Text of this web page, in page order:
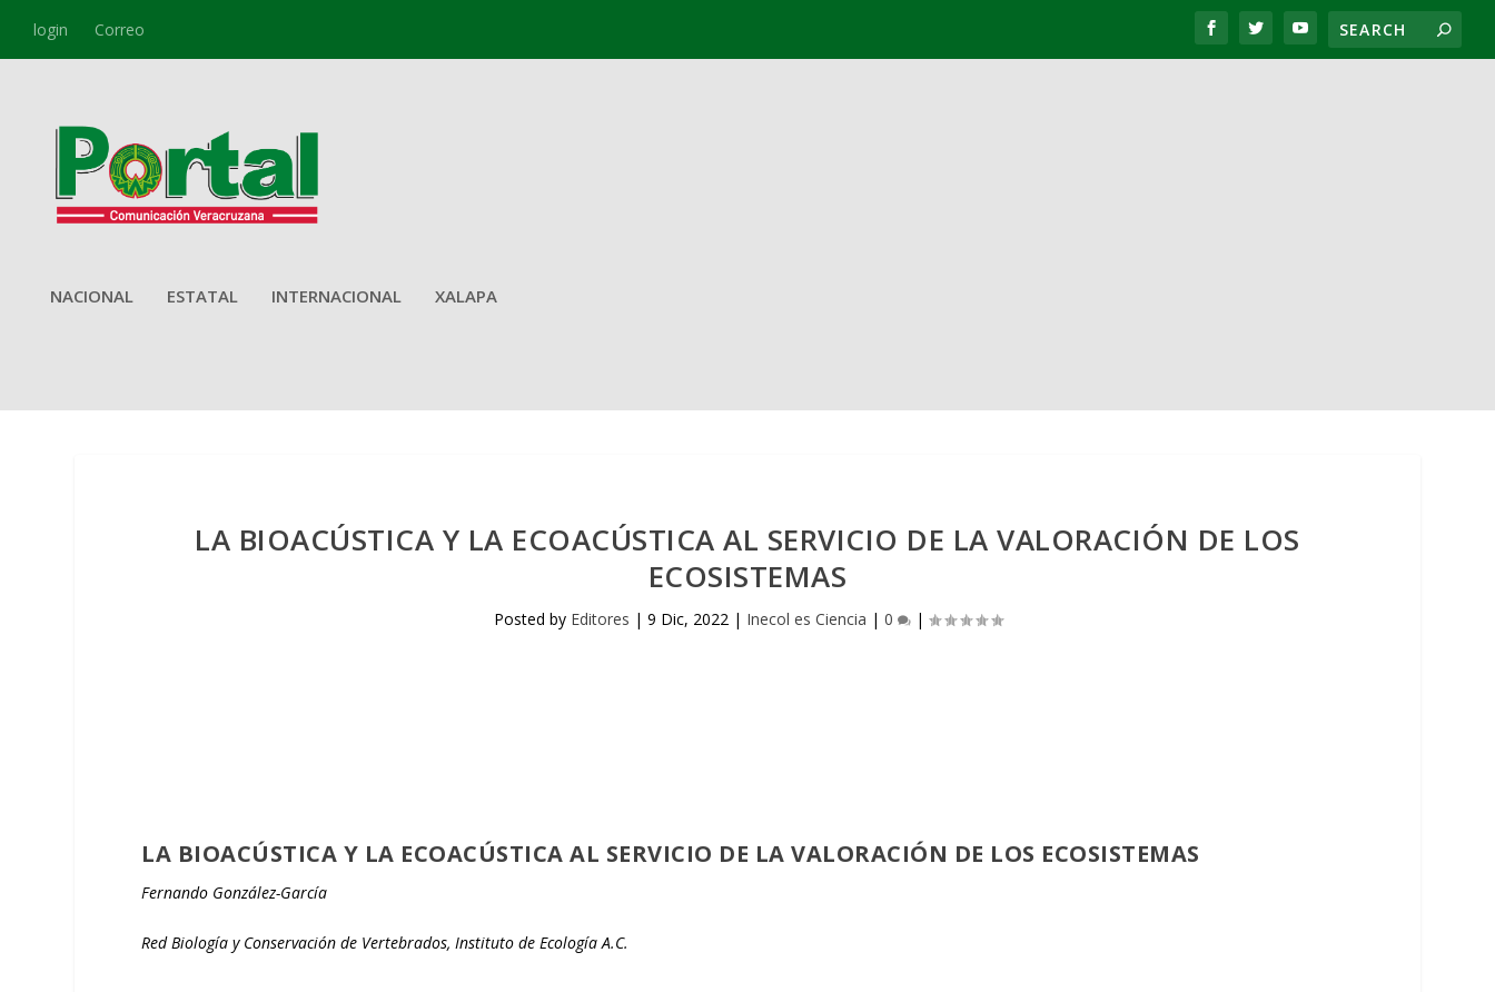
login Correo
NACIONAL ESTATAL INTERNACIONAL XALAPA
LA BIOACÚSTICA Y LA ECOACÚSTICA AL SERVICIO DE LA VALORACIÓN DE LOS
ECOSISTEMAS
Posted by Editores | 9 Dic, 2022| Inecol es Ciencia | 0 |
LA BIOACÚSTICA Y LA ECOACÚSTICA AL SERVICIO DE LA VALORACIÓN DE LOS ECOSISTEMAS
Fernando González-García
Red Biología y Conservación de Vertebrados, Instituto de Ecología A.C.